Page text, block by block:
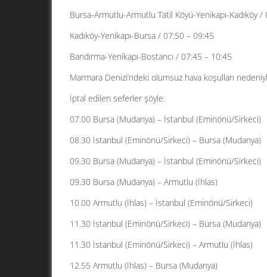
Bursa-Armutlu-Armutlu Tatil Köyü-Yenikapı-Kadıköy /
Kadıköy-Yenikapı-Bursa / 07:50 – 09:45
Bandırma-Yenikapı-Bostancı / 07:45 – 10:45
Marmara Denizi’ndeki olumsuz hava koşulları
İptal edilen seferler şöyle:
07.00 Bursa (Mudanya) – İstanbul (Eminönü/Sirkeci)
08.30 İstanbul (Eminönü/Sirkeci) – Bursa (Mudanya)
09.30 Bursa (Mudanya) – İstanbul (Eminönü/Sirkeci)
09.30 Bursa (Mudanya) – Armutlu (İhlas)
10.00 Armutlu (İhlas) – İstanbul (Eminönü/Sirkeci)
11.30 İstanbul (Eminönü/Sirkeci) – Bursa (Mudanya)
11.30 İstanbul (Eminönü/Sirkeci) – Armutlu (İhlas)
12.55 Armutlu (İhlas) – Bursa (Mudanya)